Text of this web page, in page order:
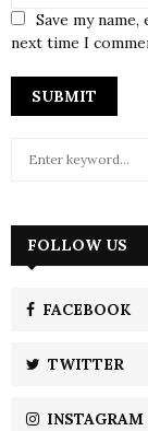
Save my
next time I
h
FOLLOW US
FACEBOOK
TWITTER
INSTAGRAM